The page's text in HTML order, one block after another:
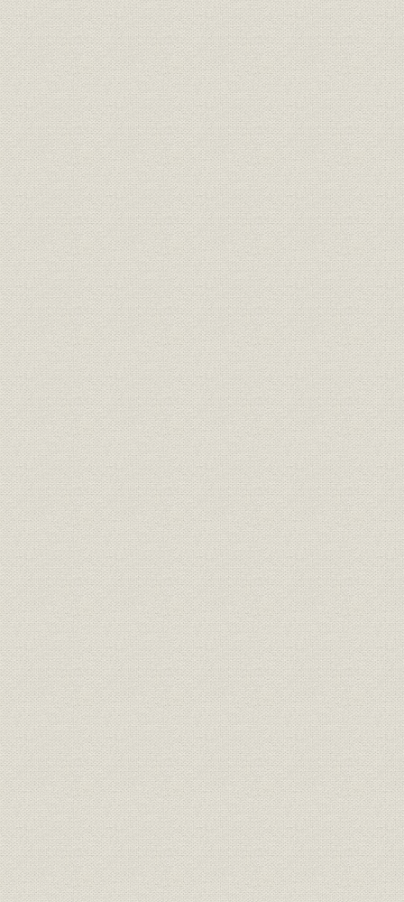
提携・合併;財務・業績
伊勢甚グループといとはんの合
併比率と新資本金
[昭和52年
提携・合併;事業所 合併各社の店舗とその後の推移
昭和51年
年(1977年
事業所;経済団体
ジャスコの出店計画と商調協の
答申
昭和49年
年)分
事業所
昭和49~53年に開店した直営店
舗(41店舗)
昭和49年
年)
事業所
昭和49~53年に開店した地域ジ
ャスコ店舗(26店舗)
昭和49年
年)
ブランド;商標 [食品のストアブランド] [昭和50年
ブランド;商標 [衣料品のストアブランド] [昭和50年
ブランド;商標 [家庭用品のストアブランド] [昭和51年
消費者;営業 「承りカード」集計内容
昭和52年
年度(1978
従業員;人事 ジャスコ販売士制度 [昭和49年
昭和50年